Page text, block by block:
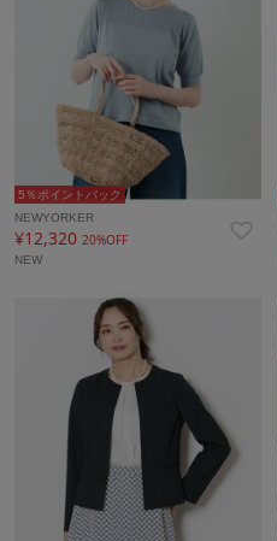
5％ポイントバック
NEWYORKER
¥12,320 20%OFF
NEW